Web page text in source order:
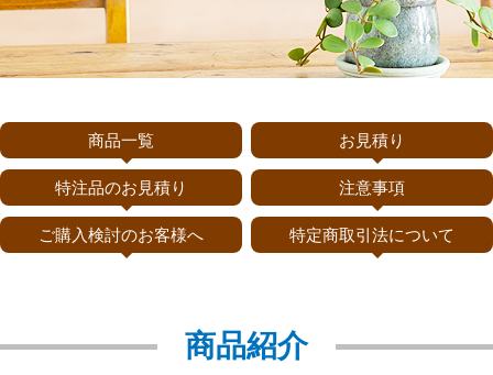
商品一覧 お見積り
特注品のお見積り 注意事項
ご購入検討のお客様へ 特定商取引法について
商品紹介